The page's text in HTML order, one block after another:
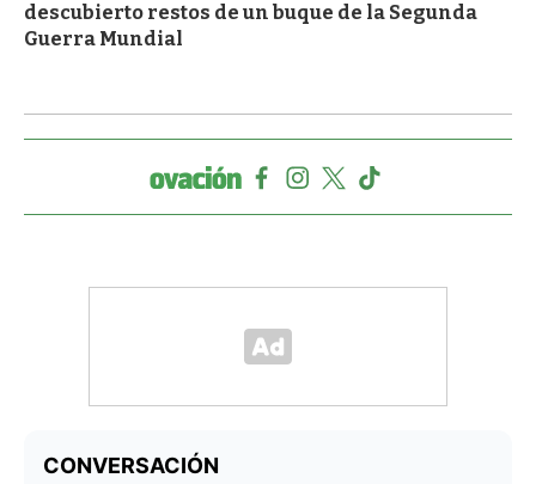
descubierto restos de un buque de la Segunda
Guerra Mundial